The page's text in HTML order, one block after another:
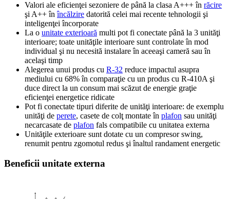
Valori ale eficienţei sezoniere de până la clasa A+++ în răcire
şi A++ înîncălzire datorită celei mai recente tehnologii şi
inteligenţei încorporate
La o unitate exterioară multi pot fi conectate până la 3 unităţi
interioare; toate unităţile interioare sunt controlate în mod
individual şi nu necesită instalare în aceeaşi cameră sau în
acelaşi timp
Alegerea unui produs cu R-32 reduce impactul asupra
mediului cu 68% în comparaţie cu un produs cu R-410A şi
duce direct la un consum mai scăzut de energie graţie
eficienţei energetice ridicate
Pot fi conectate tipuri diferite de unităţi interioare: de exemplu
unităţi de perete, casete de colţ montate în plafon sau unităţi
necarcasate de plafon fals compatibile cu unitatea externa
Unităţile exterioare sunt dotate cu un compresor swing,
renumit pentru zgomotul redus şi înaltul randament energetic
Beneficii unitate externa